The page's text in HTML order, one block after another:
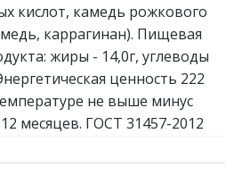
кислот, камедь рожкового
каррагинан). Пищевая
жиры - 14,0г, углеводы
ценность 222
не выше минус
месяцев. ГОСТ 31457-2012